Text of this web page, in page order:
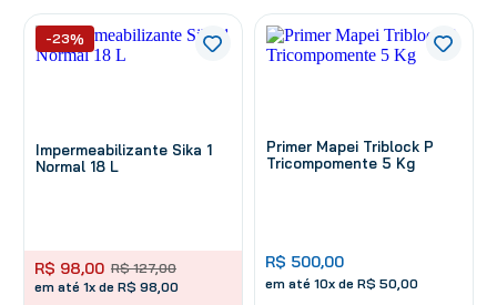
Impermeabilizante Sika 1
Normal 18 L
R$ 127,00
R$ 98,00
em até 1x de R$ 98,00
-23%
Primer Mapei Triblock P
Tricompomente 5 Kg
R$ 500,00
em até 10x de R$ 50 00